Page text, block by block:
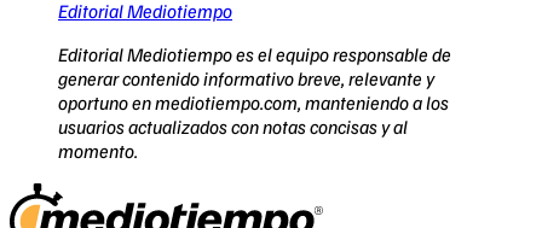
Editorial Mediotiempo
Editorial Mediotiempo es el equipo responsable de
generar contenido informativo breve, relevante y
oportuno en mediotiempo.com, manteniendo a los
usuarios actualizados con notas concisas y al
momento.